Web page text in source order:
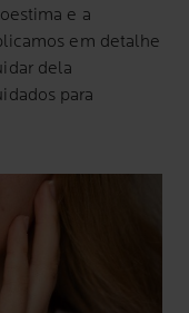
e a
em detalhe
dela
para